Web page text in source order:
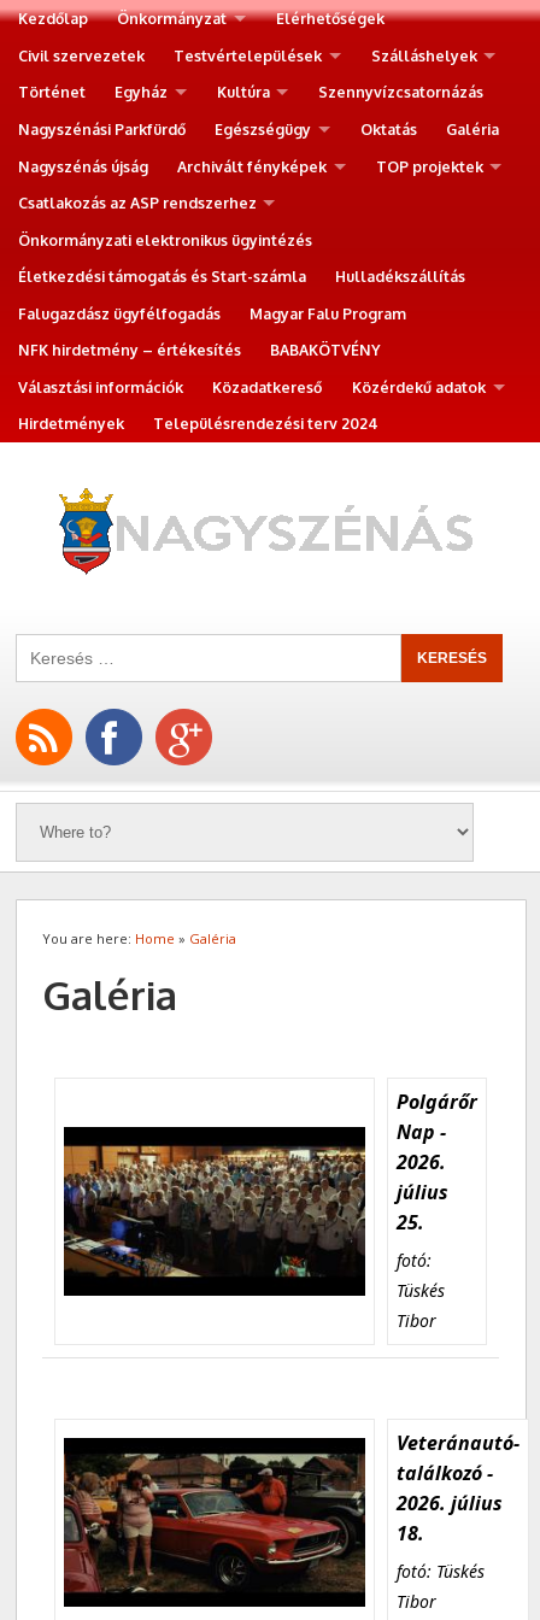
Kezdőlap Önkormányzat
Elérhetőségek
Civil szervezetek
Testvértelepülések
Szálláshelyek
Történet
Egyház Kultúra
Szennyvízcsatornázás
Nagyszénási Parkfürdő
Egészségügy Oktatás
Galéria
Nagyszénás újság
Archivált fényképek
TOP projektek
Csatlakozás az ASP rendszerhez
Önkormányzati elektronikus ügyintézés
Életkezdési támogatás és Start-számla
Hulladékszállítás
Falugazdász ügyfélfogadás
Magyar Falu Program
NFK hirdetmény – értékesítés
BABAKÖTVÉNY
Választási információk
Közadatkereső
Közérdekű adatok
Hirdetmények
Településrendezési terv 2024
You are here: Home » Galéria
Galéria
Polgárőr
Nap -
2026.
július
25.
fotó:
Tüskés
Tibor
Veteránautó-
találkozó -
2026. július
18.
fotó: Tüskés
Tibor